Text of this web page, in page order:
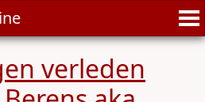
verleden